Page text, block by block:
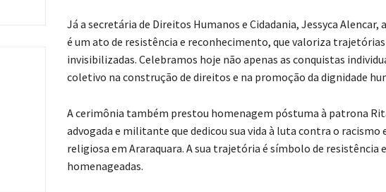
Já a secretária de Direitos Humanos e Cidadania, Jessyca
é um ato de resistência e reconhecimento, que valoriza
invisibilizadas. Celebramos hoje não apenas as conquistas
coletivo na construção de direitos e na promoção da dignidade
A cerimônia também prestou homenagem póstuma à patrona
advogada e militante que dedicou sua vida à luta contra o racismo
religiosa em Araraquara. A sua trajetória é símbolo de resistência
homenageadas.